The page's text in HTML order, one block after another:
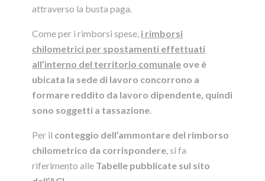
attraverso la busta paga.
Come per i rimborsi spese, i rimborsi
chilometrici per spostamenti effettuati
all’interno del territorio comunale ove è
ubicata la sede di lavoro concorrono a
formare reddito da lavoro dipendente, quindi
sono soggetti a tassazione.
Per il conteggio dell’ammontare del rimborso
chilometrico da corrispondere, si fa
riferimento alle Tabelle pubblicate sul sito